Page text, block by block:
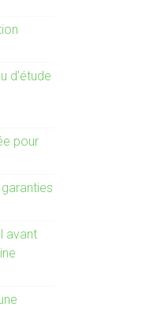
d’étude
pour
avant